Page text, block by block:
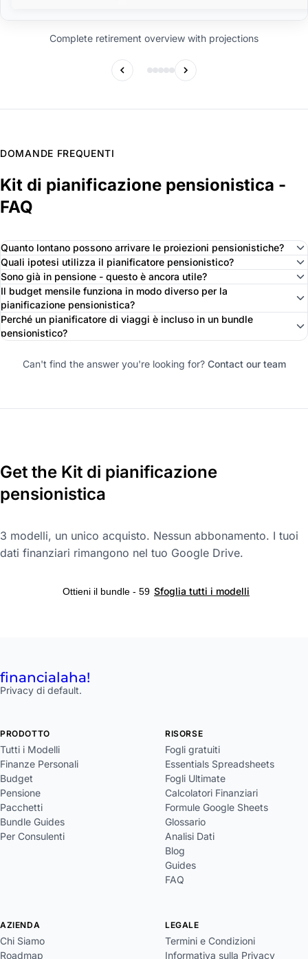
Complete retirement overview with projections
DOMANDE FREQUENTI
Kit di pianificazione pensionistica -
FAQ
Quanto lontano possono arrivare le proiezioni pensionistiche?
Quali ipotesi utilizza il pianificatore pensionistico?
Sono già in pensione - questo è ancora utile?
Il budget mensile funziona in modo diverso per la
pianificazione pensionistica?
Perché un pianificatore di viaggi è incluso in un bundle
pensionistico?
Can't find the answer you're looking for? Contact our team
Get the Kit di pianificazione
pensionistica
3 modelli, un unico acquisto. Nessun abbonamento. I tuoi
dati finanziari rimangono nel tuo Google Drive.
Ottieni il bundle - 59 Sfoglia tutti i modelli
financialaha!
Privacy di default.
PRODOTTO
Tutti i Modelli
Finanze Personali
Budget
Pensione
Pacchetti
Bundle Guides
Per Consulenti
RISORSE
Fogli gratuiti
Essentials Spreadsheets
Fogli Ultimate
Calcolatori Finanziari
Formule Google Sheets
Glossario
Analisi Dati
Blog
Guides
FAQ
AZIENDA
Chi Siamo
Roadmap
LEGALE
Termini e Condizioni
Informativa sulla Privacy